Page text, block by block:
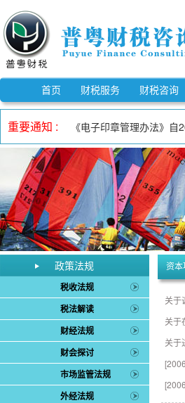
首页 财税服务 财税咨询
重要通知 :
《市场监督管理信用修
《中华人民共和国反不
自2023年1月1日至2027
《电子印章管理办法》自
自2023年1月1日至2027
自2023年1月1日至2027
《欠税公告办法》自
《中华人民共和国增值税
自2023年1月1日至2027
《中华人民共和国增值税
《市场监督管理信用修复
《中华人民共和国反不正
政策法规
税收法规
税法解读
财经法规
财会探讨
市场监管法规
外经法规
资本
关于
关于
关于